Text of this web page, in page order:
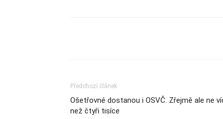
Předchozí článek
Ošetřovné dostanou i OSVČ. Zřejmě ale ne
než čtyři tisíce